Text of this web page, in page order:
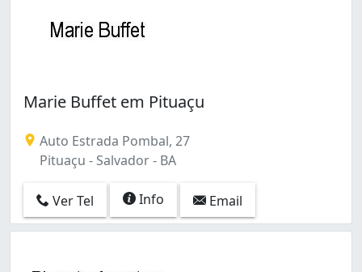
Marie Buffet em Pituaçu
Auto Estrada Pombal, 27
Pituaçu - Salvador - BA
Ver Tel Info Email